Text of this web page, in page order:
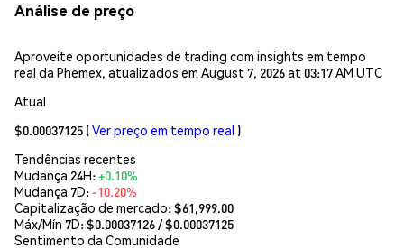
Análise de preço
Aproveite oportunidades de trading com insights em tempo
real da Phemex, atualizados em August 7, 2026 at 03:17 AM UTC
Atual
$0.00037125 (Ver preço em tempo real )
Tendências recentes
Mudança 24H:+0.10%
Mudança 7D: -10.20%
Capitalização de mercado:$61,999.00
Máx/Mín 7D: $0.00037126/ $0.00037125
Sentimento da Comunidade